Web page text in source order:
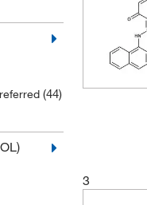
(44)
3